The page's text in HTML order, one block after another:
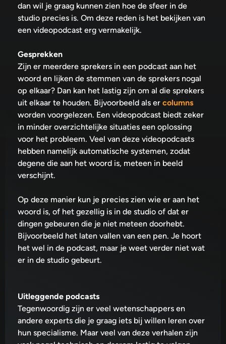
dan wil je graag kunnen zien hoe de sfeer in de
studio precies is. Om deze reden is het bekijken van
een videopodcast erg vermakelijk.
Gesprekken
Zijn er meerdere sprekers in een podcast aan het
woord en lijken de stemmen van de sprekers nogal
op elkaar? Dan kan het lastig zijn om al die sprekers
uit elkaar te houden. Bijvoorbeeld als er columns
worden voorgelezen. Een videopodcast biedt zeker
in minder overzichtelijke situaties een oplossing
voor het probleem. Veel van deze videopodcasts
hebben namelijk automatische systemen, zodat
degene die aan het woord is, meteen in beeld
verschijnt.
Op deze manier kun je precies zien wie er aan het
woord is, of het gezellig is in de studio of dat er
dingen gebeuren die je niet meteen doorhebt.
Bijvoorbeeld het laten vallen van een pen. Je hoort
het wel in de podcast, maar je weet verder niet wat
er in de studio gebeurt.
Uitleggende podcasts
Tegenwoordig zijn er veel wetenschappers en
andere experts die je graag iets bij willen leren over
hun specialisme. Maar veel van deze verhalen zijn